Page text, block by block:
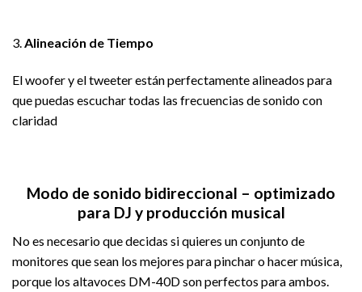
3.Alineación de Tiempo
El woofer y el tweeter están perfectamente alineados para
que puedas escuchar todas las frecuencias de sonido con
claridad
Modo de sonido bidireccional – optimizado
para DJ y producción musical
No es necesario que decidas si quieres un conjunto de
monitores que sean los mejores para pinchar o hacer música,
porque los altavoces DM-40D son perfectos para ambos.